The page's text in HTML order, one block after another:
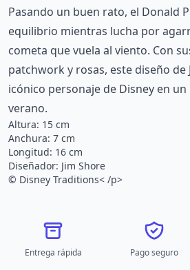
Pasando un buen rato, el Donald
equilibrio mientras lucha por
cometa que vuela al viento. Con
patchwork y rosas, este diseño de
icónico personaje de Disney en
verano.
Altura: 15 cm
Anchura: 7 cm
Longitud: 16 cm
Diseñador: Jim Shore
© Disney Traditions< /p>
Entrega rápida Pago seguro